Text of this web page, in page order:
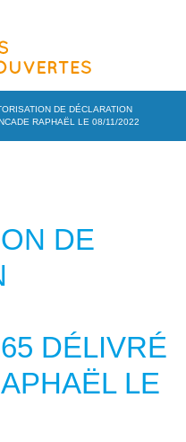
DE DÉCLARATION
RAPHAËL LE 08/11/2022
DE
DÉLIVRÉ
LE